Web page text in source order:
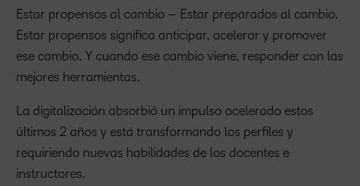
Estar propensos al cambio – Estar preparados al cambio.
Estar propensos significa anticipar, acelerar y promover
ese cambio. Y cuando ese cambio viene, responder con las
mejores herramientas.
La digitalización absorbió un impulso acelerado estos
últimos 2 años y está transformando los perfiles y
requiriendo nuevas habilidades de los docentes e
instructores.